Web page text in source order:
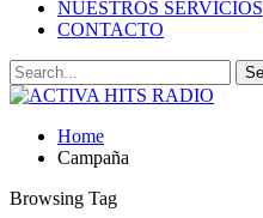
NUESTROS SERVICIOS
CONTACTO
Home
Campaña
Browsing Tag